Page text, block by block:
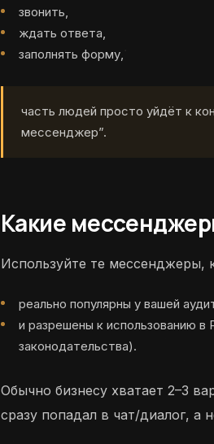
звонить,
ждать ответа,
заполнять форму,
часть людей просто уйдёт к
мессенджер”.
Какие
Используйте те мессенджеры,
реально популярны у вашей
и разрешены к использованию в
законодательства).
Обычно бизнесу хватает 2–3
сразу попадал в чат/диалог, а